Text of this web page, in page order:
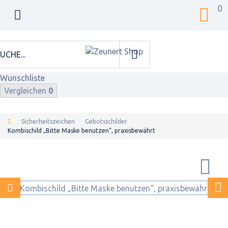
0
Wunschliste
Vergleichen 0
Sicherheitszeichen
Gebotsschilder
Kombischild „Bitte Maske benutzen“, praxisbewährt